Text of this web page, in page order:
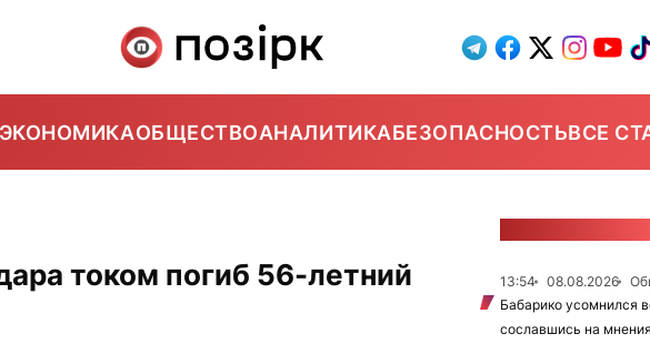
ЭКОНОМИКАОБЩЕСТВОАНАЛИТИКАБЕЗОПАСНОСТЬВСЕ
током погиб 56-летний
13:54 08.08.2026
Бабарико усомнился
сославшись на